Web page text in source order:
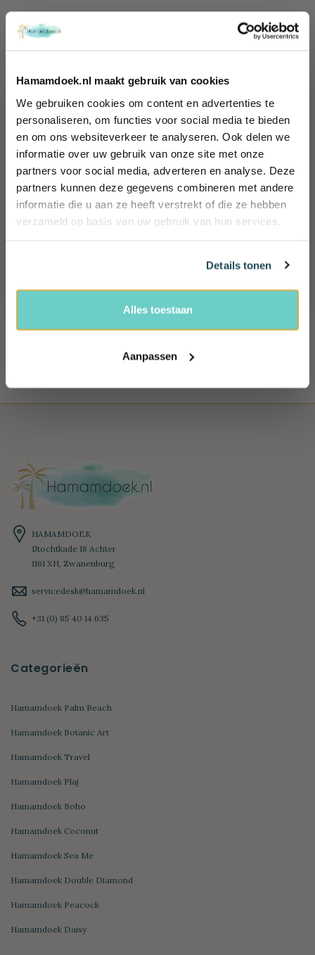
Hamamdoek.nl maakt gebruik van cookies
We gebruiken cookies om content en advertenties te
personaliseren, om functies voor social media te bieden
en om ons websiteverkeer te analyseren. Ook delen we
informatie over uw gebruik van onze site met onze
partners voor social media, adverteren en analyse. Deze
partners kunnen deze gegevens combineren met andere
informatie die u aan ze heeft verstrekt of die ze hebben
verzameld op basis van uw gebruik van hun services.
Details tonen
Alles toestaan
Aanpassen
DE VOORDELEN VAN HAMAMDOEK
GRATIS VERZENDING
Iedere bestelling binnen Nederland vanaf 60,-
KLANTENSERVICE
Wij helpen je graag!
Ma - Vr: 09.00 - 17.00
tel: +31 (0)85 - 4014635
100% VEILIG BETALEN
HAMAMDOEK
IJtochtkade 18 Achter
1161 XH, Zwanenburg
servicedesk@hamamdoek.nl
+31 (0) 85 40 14 635
Categorieën
Hamamdoek Palm Beach
Hamamdoek Botanic Art
Hamamdoek Travel
Hamamdoek Plaj
Hamamdoek Boho
Hamamdoek Coconut
Hamamdoek Sea Me
Hamamdoek Double Diamond
Hamamdoek Peacock
Hamamdoek Daisy
Wil jij 10%
korting
ontvangen?
voordelen, (reis) tips én 10% korting!
Name